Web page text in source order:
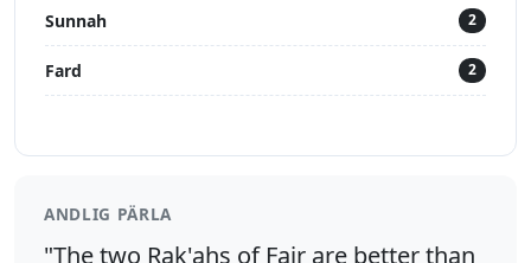
Sunnah 2
Fard 2
ANDLIG PÄRLA
"The two Rak'ahs of Fajr are better than